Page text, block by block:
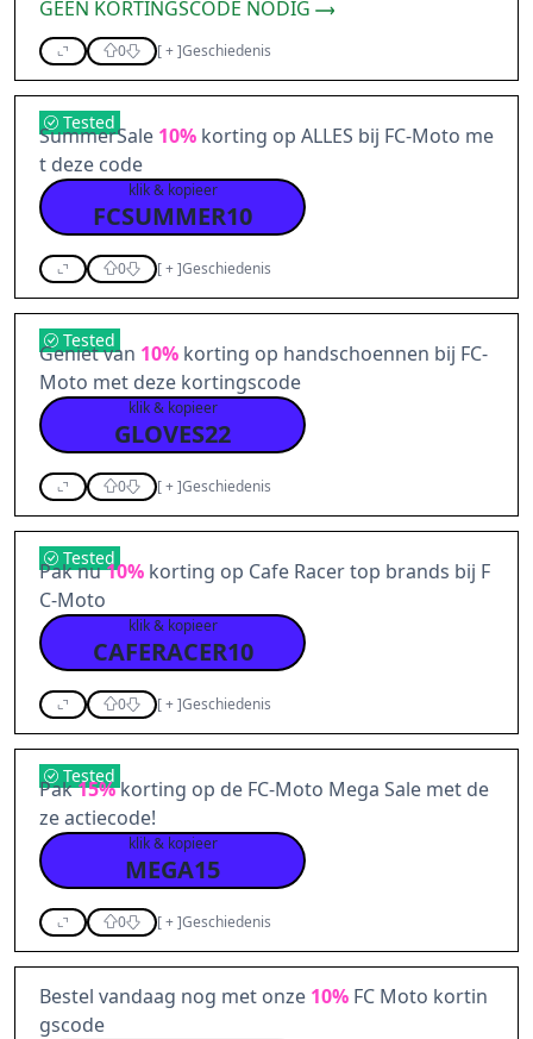
GEEN KORTINGSCODE NODIG
0 [+]Geschiedenis
Tested
SummerSale 10% korting op ALLES bij FC-Moto me
t deze code
klik & kopieer
FCSUMMER10
0 [+]Geschiedenis
Tested
Geniet van 10% korting op handschoennen bij FC-
Moto met deze kortingscode
klik & kopieer
GLOVES22
0 [+]Geschiedenis
Tested
Pak nu10% korting op Cafe Racer top brands bij F
C-Moto
klik & kopieer
CAFERACER10
0 [+]Geschiedenis
Tested
Pak15%korting op de FC-Moto Mega Sale met de
ze actiecode!
klik & kopieer
MEGA15
0 [+]Geschiedenis
Bestel vandaag nog met onze 10% FC Moto kortin
gscode